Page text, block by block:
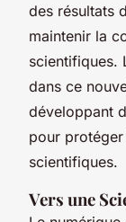
des résultats
maintenir la
scientifiques.
dans ce
développant
pour
scientifiques.
Vers une